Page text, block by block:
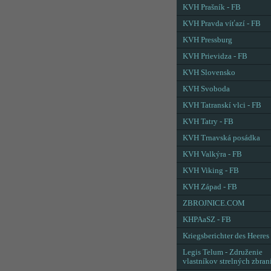
KVH Prašník - FB
KVH Pravda víťazí - FB
KVH Pressburg
KVH Prievidza - FB
KVH Slovensko
KVH Svoboda
KVH Tatranskí vlci - FB
KVH Tatry - FB
KVH Trnavská posádka
KVH Valkýra - FB
KVH Viking - FB
KVH Západ - FB
ZBROJNICE.COM
KHPAaSZ - FB
Kriegsberichter des Heeres
Legis Telum - Združenie
vlastníkov strelných